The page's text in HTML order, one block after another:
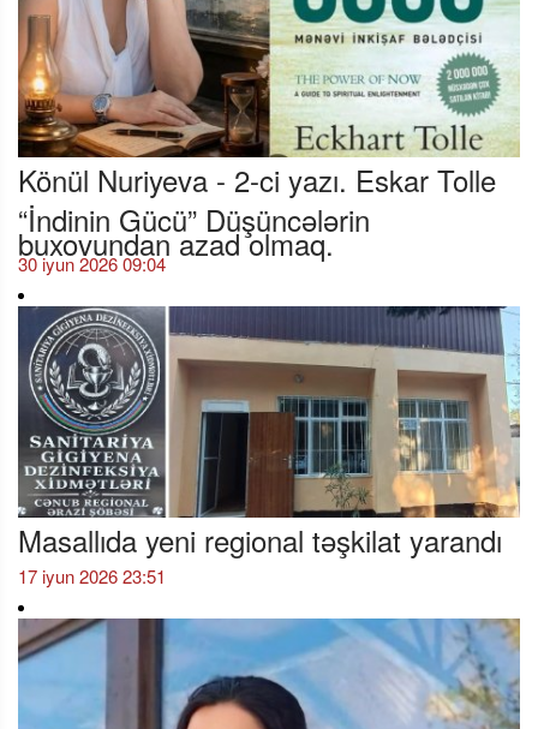
Könül Nuriyeva - 2-ci yazı. Eskar Tolle
“İndinin Gücü” Düşüncələrin
buxovundan azad olmaq.
30 iyun 2026 09:04
Masallıda yeni regional təşkilat yarandı
17 iyun 2026 23:51